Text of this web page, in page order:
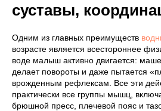
суставы,
Одним из главных преимуществ
возрасте является всестороннее
воде малыш активно двигается:
делает повороты и даже пытается
врожденным рефлексам. Все эти
практически все группы мышц,
брюшной пресс, плечевой пояс и